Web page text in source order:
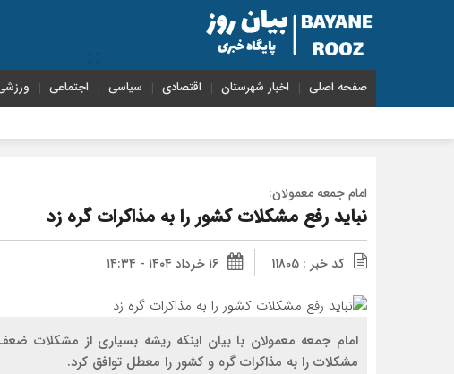
صفحه اصلی اخبار شهرستان اقتصادی سیاسی اجتماعی
امام جمعه معمولان:
نباید رفع مشکلات کشور را به مذاکرات گره زد
کد خبر : 11805 ۱۶ خرداد ۱۴۰۴ - ۱۴:۳۴
امام جمعه معمولان با بیان اینکه ریشه بسیاری از مشکلات
مشکلات را به مذاکرات گره و کشور را معطل توافق کرد.